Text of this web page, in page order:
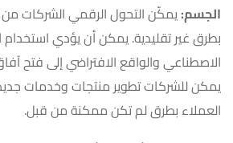
الجسم:يمكّن التحول الرقمي الشركات من
بطرق غير تقليدية. يمكن أن يؤدي استخدام
الاصطناعي والواقع الافتراضي إلى فتح
يمكن للشركات تطوير منتجات وخدمات
العملاء بطرق لم تكن ممكنة من قبل.